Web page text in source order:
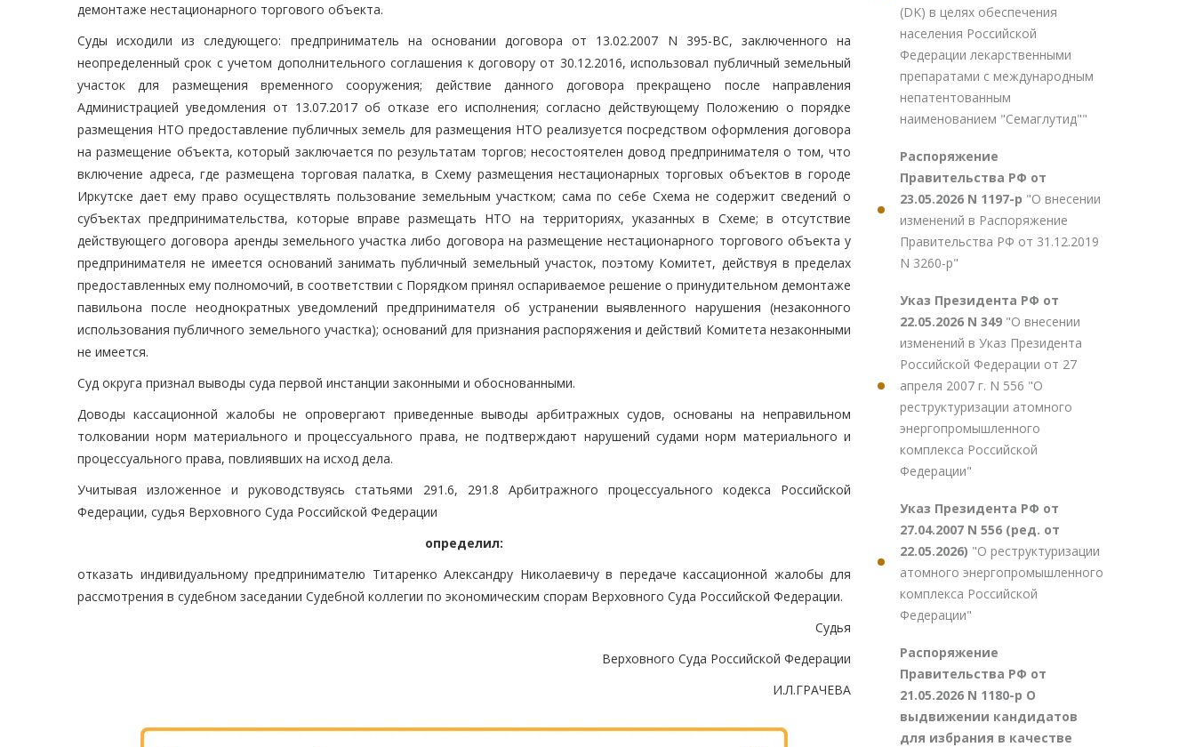
демонтаже нестационарного торгового объекта.
Суды исходили из следующего: предприниматель на основании договора от 13.02.2007 N 395-ВС, заключенного на
неопределенный срок с учетом дополнительного соглашения к договору от 30.12.2016, использовал публичный земельный
участок для размещения временного сооружения; действие данного договора прекращено после направления
Администрацией уведомления от 13.07.2017 об отказе его исполнения; согласно действующему Положению о порядке
размещения НТО предоставление публичных земель для размещения НТО реализуется посредством оформления договора
на размещение объекта, который заключается по результатам торгов; несостоятелен довод предпринимателя о том, что
включение адреса, где размещена торговая палатка, в Схему размещения нестационарных торговых объектов в городе
Иркутске дает ему право осуществлять пользование земельным участком; сама по себе Схема не содержит сведений о
субъектах предпринимательства, которые вправе размещать НТО на территориях, указанных в Схеме; в отсутствие
действующего договора аренды земельного участка либо договора на размещение нестационарного торгового объекта у
предпринимателя не имеется оснований занимать публичный земельный участок, поэтому Комитет, действуя в пределах
предоставленных ему полномочий, в соответствии с Порядком принял оспариваемое решение о принудительном демонтаже
павильона после неоднократных уведомлений предпринимателя об устранении выявленного нарушения (незаконного
использования публичного земельного участка); оснований для признания распоряжения и действий Комитета незаконными
не имеется.
Суд округа признал выводы суда первой инстанции законными и обоснованными.
Доводы кассационной жалобы не опровергают приведенные выводы арбитражных судов, основаны на неправильном
толковании норм материального и процессуального права, не подтверждают нарушений судами норм материального и
процессуального права, повлиявших на исход дела.
Учитывая изложенное и руководствуясь статьями 291.6, 291.8 Арбитражного процессуального кодекса Российской
Федерации, судья Верховного Суда Российской Федерации
определил:
отказать индивидуальному предпринимателю Титаренко Александру Николаевичу в передаче кассационной жалобы для
рассмотрения в судебном заседании Судебной коллегии по экономическим спорам Верховного Суда Российской Федерации.
Судья
Верховного Суда Российской Федерации
И.Л.ГРАЧЕВА
(DK) в целях обеспечения
населения Российской
Федерации лекарственными
препаратами с международным
непатентованным
наименованием "Семаглутид""
Распоряжение
Правительства РФ от
23.05.2026 N 1197-р "О внесении
изменений в Распоряжение
Правительства РФ от 31.12.2019
N 3260-р"
Указ Президента РФ от
22.05.2026 N 349 "О внесении
изменений в Указ Президента
Российской Федерации от 27
апреля 2007 г. N 556 "О
реструктуризации атомного
энергопромышленного
комплекса Российской
Федерации"
Указ Президента РФ от
27.04.2007 N 556 (ред. от
22.05.2026) "О реструктуризации
атомного энергопромышленного
комплекса Российской
Федерации"
Распоряжение
Правительства РФ от
21.05.2026 N 1180-р О
выдвижении кандидатов
для избрания в качестве